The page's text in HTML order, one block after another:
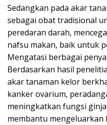
Sedangkan pada akar
sebagai obat tradisional
peredaran darah,
nafsu makan, baik untuk
Mengatasi berbagai
Berdasarkan hasil
akar tanaman kelor
kanker ovarium,
meningkatkan fungsi
membantu mengeluarkan